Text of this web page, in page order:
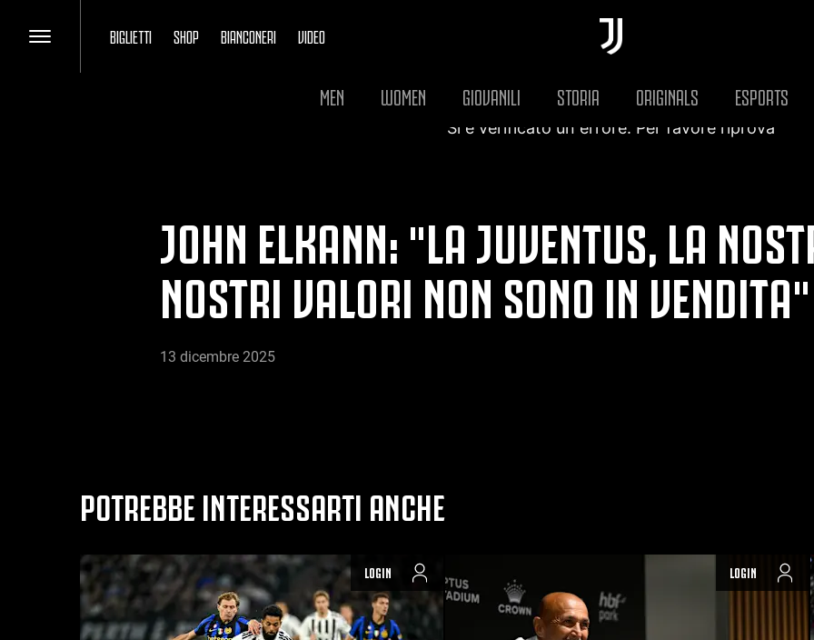
BIGLIETTI SHOP BIANCONERI VIDEO
MEN WOMEN GIOVANILI STORIA ORIGINALS ESPORTS
Si è verificato un errore. Per favore riprova
JOHN ELKANN: "LA JUVENTUS, LA
NOSTRI VALORI NON SONO IN VENDITA"
13 dicembre 2025
POTREBBE INTERESSARTI ANCHE
LOGIN LOGIN